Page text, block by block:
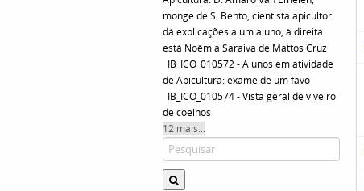
monge de S. Bento, cientista apicultor
dá explicações a um aluno, à direita
está Noêmia Saraiva de Mattos Cruz
IB_ICO_010572 - Alunos em atividade
de Apicultura: exame de um favo
IB_ICO_010574 - Vista geral de viveiro
de coelhos
12 mais...